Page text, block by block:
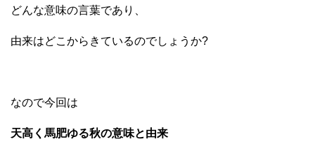
どんな意味の言葉であり、
由来はどこからきているのでしょうか?
なので今回は
天高く馬肥ゆる秋の意味と由来